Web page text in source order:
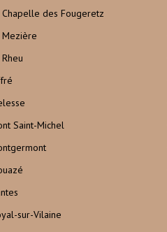
des Fougeretz
Mezière
Saint-Michel
sur-Vilaine